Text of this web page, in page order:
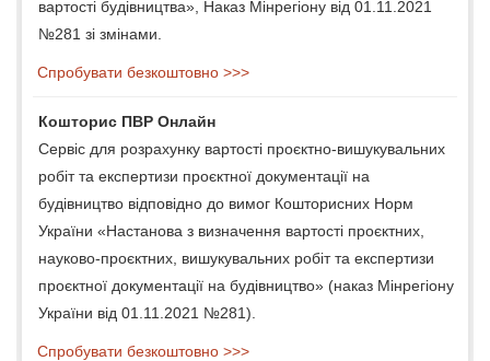
вартості будівництва», Наказ Мінрегіону від 01.11.2021
№281 зі змінами.
Спробувати безкоштовно >>>
Кошторис ПВР Онлайн
Сервіс для розрахунку вартості проєктно-вишукувальних
робіт та експертизи проєктної документації на
будівництво відповідно до вимог Кошторисних Норм
України «Настанова з визначення вартості проєктних,
науково-проєктних, вишукувальних робіт та експертизи
проєктної документації на будівництво» (наказ Мінрегіону
України від 01.11.2021 №281).
Спробувати безкоштовно >>>